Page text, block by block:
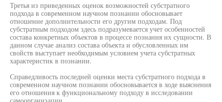
Третья из приведенных оценок возможностей субстратного
подхода в современном научном познании обосновывает
отношение дополнительности его другим подходам. Под
субстратным подходом здесь подразумевается учет особенностей
состава конкретных объектов в процессе познания их сущности. В
данном случае анализ состава объекта и обусловленных им
свойств выступает необходимым условием учета субстратных
характеристик в познании.
Справедливость последней оценки места субстратного подхода в
современном научном познании обосновывается в ходе выяснения
его отношения к функциональному подходу в исследовании